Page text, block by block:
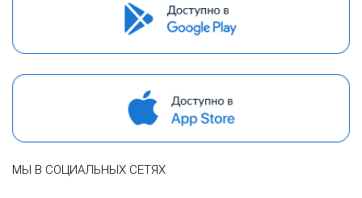
МЫ В СОЦИАЛЬНЫХ СЕТЯХ